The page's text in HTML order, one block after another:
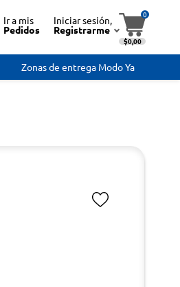
Ir a mis
Pedidos
Iniciar sesión,
Registrarme
0
$0,00
Zonas de entrega Modo Ya